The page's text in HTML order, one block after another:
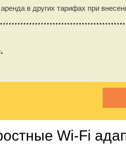
в других тарифах при
Wi-Fi